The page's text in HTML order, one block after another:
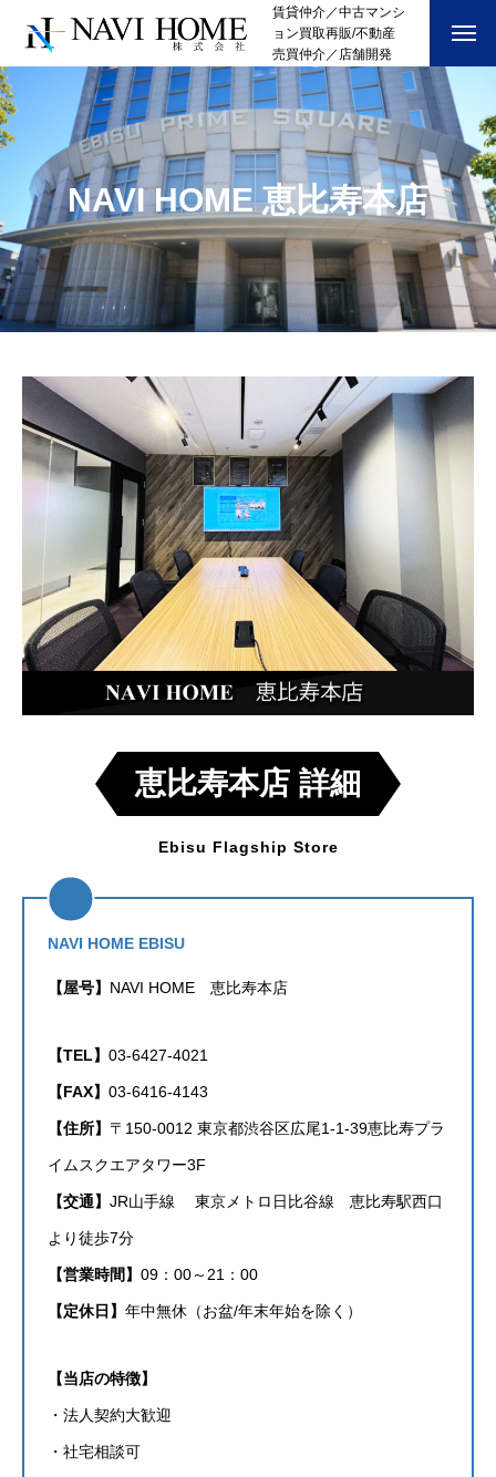
賃貸仲介／中古マンシ
ョン買取再販/不動産
売買仲介／店舗開発
NAVI HOME 恵比寿本店
恵比寿本店 詳細
Ebisu Flagship Store
NAVI HOME EBISU
【屋号】 NAVI HOME 恵比寿本店
【TEL】 03-6427-4021
【FAX】 03-6416-4143
【住所】 〒150-0012 東京都渋谷区広尾1-1-39恵比寿プラ
イムスクエアタワー3F
【交通】 JR山手線 東京メトロ日比谷線 恵比寿駅西口
より徒歩7分
【営業時間】 09：00～21：00
【定休日】 年中無休（お盆/年末年始を除く）
【当店の特徴】
・法人契約大歓迎
・社宅相談可